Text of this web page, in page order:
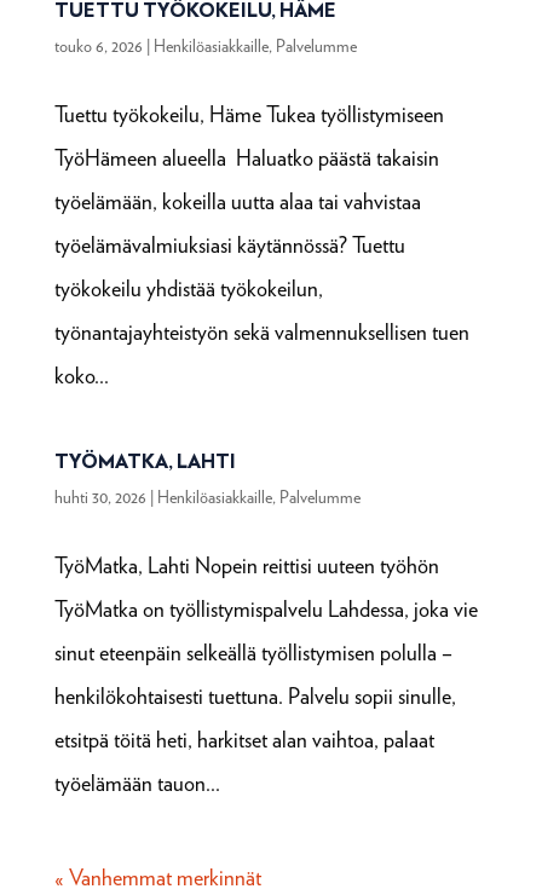
TUETTU TYÖKOKEILU, HÄME
touko 6, 2026
Henkilöasiakkaille, Palvelumme
Tuettu työkokeilu, Häme Tukea työllistymiseen
TyöHämeen alueella Haluatko päästä takaisin
työelämään, kokeilla uutta alaa tai vahvistaa
työelämävalmiuksiasi käytännössä? Tuettu
työkokeilu yhdistää työkokeilun,
työnantajayhteistyön sekä valmennuksellisen tuen
koko...
TYÖMATKA, LAHTI
huhti 30, 2026
Henkilöasiakkaille, Palvelumme
TyöMatka, Lahti Nopein reittisi uuteen työhön
TyöMatka on työllistymispalvelu Lahdessa, joka vie
sinut eteenpäin selkeällä työllistymisen polulla –
henkilökohtaisesti tuettuna. Palvelu sopii sinulle,
etsitpä töitä heti, harkitset alan vaihtoa, palaat
työelämään tauon...
« Vanhemmat merkinnät